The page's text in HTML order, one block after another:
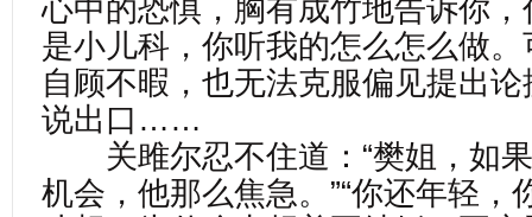
心中的恐惧，胸有成竹地告诉你
是小儿科，你听我的怎么怎么做
自顾不暇，也无法克服偏见提出
说出口……
关雎尔忍不住道：“樊姐，如
机会，他那么焦急。”“你还年轻，